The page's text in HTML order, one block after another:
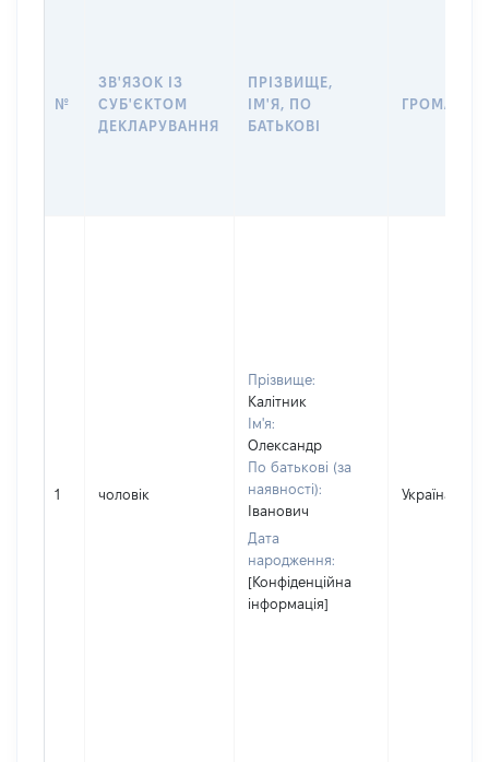
№
ЗВ'ЯЗОК ІЗ
СУБ'ЄКТОМ
ДЕКЛАРУВАННЯ
ПРІЗВИЩЕ,
ІМ'Я, ПО
БАТЬКОВІ
1 чоловік
Прізвище:
Калітник
Ім'я:
Олександр
По батькові (за
наявності):
Іванович
Дата
народження:
[Конфіденційна
інформація]
Україна